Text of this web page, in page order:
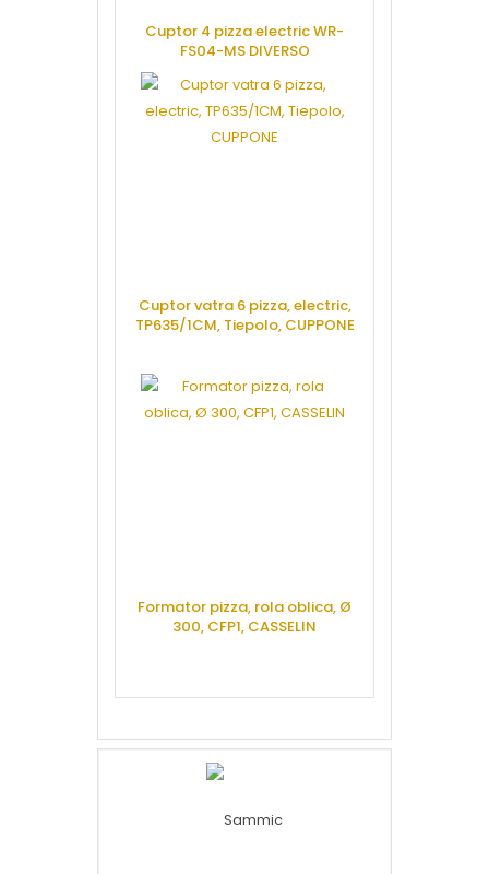
Cuptor 4 pizza electric WR-
FS04-MS DIVERSO
CERE OFERTA
Cuptor vatra 6 pizza, electric,
TP635/1CM, Tiepolo, CUPPONE
Formator pizza, rola oblica, Ø
300, CFP1, CASSELIN